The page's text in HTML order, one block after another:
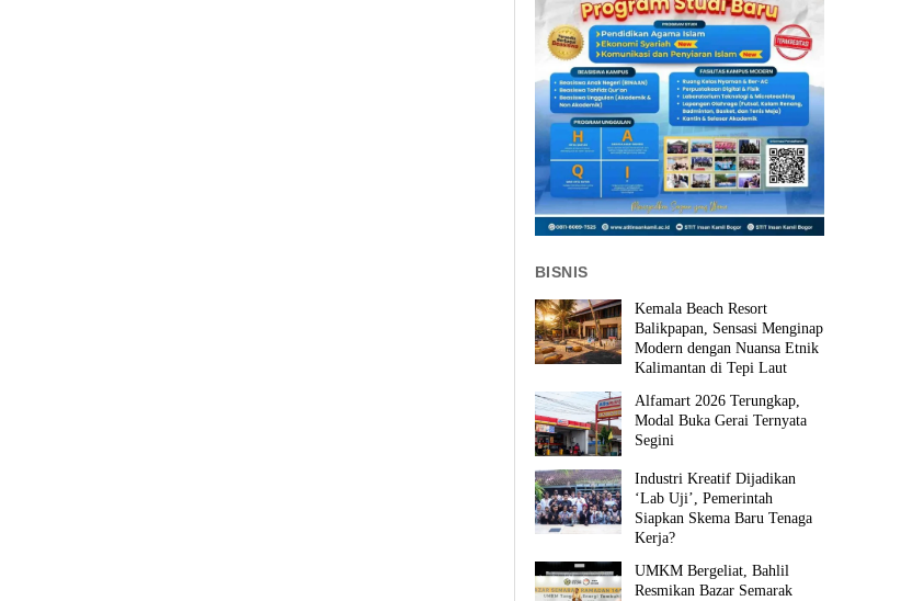
BISNIS
Kemala Beach Resort
Balikpapan, Sensasi Menginap
Modern dengan Nuansa Etnik
Kalimantan di Tepi Laut
Alfamart 2026 Terungkap,
Modal Buka Gerai Ternyata
Segini
Industri Kreatif Dijadikan
‘Lab Uji’, Pemerintah
Siapkan Skema Baru Tenaga
Kerja?
UMKM Bergeliat, Bahlil
Resmikan Bazar Semarak